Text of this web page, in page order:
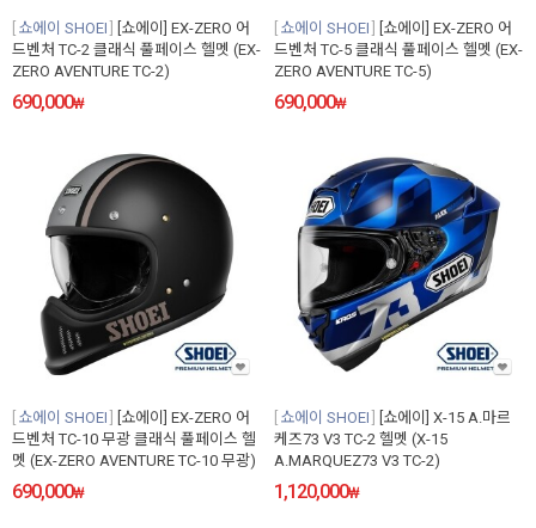
쇼에이 SHOEI
[쇼에이] EX-ZERO 어
드벤처 TC-2 클래식 풀페이스 헬멧 (EX-
ZERO AVENTURE TC-2)
690,000₩
쇼에이 SHOEI
[쇼에이] EX-ZERO 어
드벤처 TC-5 클래식 풀페이스 헬멧 (EX-
ZERO AVENTURE TC-5)
690,000₩
쇼에이 SHOEI
[쇼에이] EX-ZERO 어
드벤처 TC-10 무광 클래식 풀페이스 헬
멧 (EX-ZERO AVENTURE TC-10 무광)
690,000₩
쇼에이 SHOEI
[쇼에이] X-15 A.마르
케즈73 V3 TC-2 헬멧 (X-15
A.MARQUEZ73 V3 TC-2)
1,120,000₩